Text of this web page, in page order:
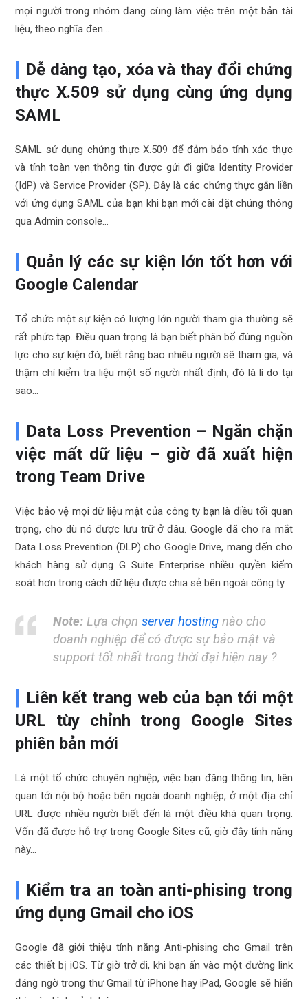
mọi người trong nhóm đang cùng làm việc trên một bản tài
liệu, theo nghĩa đen…
Dễ dàng tạo, xóa và thay đổi chứng
thực X.509 sử dụng cùng ứng dụng
SAML
SAML sử dụng chứng thực X.509 để đảm bảo tính xác thực
và tính toàn vẹn thông tin được gửi đi giữa Identity Provider
(IdP) và Service Provider (SP). Đây là các chứng thực gắn liền
với ứng dụng SAML của bạn khi bạn mới cài đặt chúng thông
qua Admin console…
Quản lý các sự kiện lớn tốt hơn với
Google Calendar
Tổ chức một sự kiện có lượng lớn người tham gia thường sẽ
rất phức tạp. Điều quan trọng là bạn biết phân bổ đúng nguồn
lực cho sự kiện đó, biết rằng bao nhiêu người sẽ tham gia, và
thậm chí kiểm tra liệu một số người nhất định, đó là lí do tại
sao…
Data Loss Prevention – Ngăn chặn
việc mất dữ liệu – giờ đã xuất hiện
trong Team Drive
Việc bảo vệ mọi dữ liệu mật của công ty bạn là điều tối quan
trọng, cho dù nó được lưu trữ ở đâu. Google đã cho ra mắt
Data Loss Prevention (DLP) cho Google Drive, mang đến cho
khách hàng sử dụng G Suite Enterprise nhiều quyền kiểm
soát hơn trong cách dữ liệu được chia sẻ bên ngoài công ty…
Note: Lựa chọnserver hosting nào cho
doanh nghiệp để có được sự bảo mật và
support tốt nhất trong thời đại hiện nay ?
Liên kết trang web của bạn tới một
URL tùy chỉnh trong Google Sites
phiên bản mới
Là một tổ chức chuyên nghiệp, việc bạn đăng thông tin, liên
quan tới nội bộ hoặc bên ngoài doanh nghiệp, ở một địa chỉ
URL được nhiều người biết đến là một điều khá quan trọng.
Vốn đã được hỗ trợ trong Google Sites cũ, giờ đây tính năng
này…
Kiểm tra an toàn anti-phising trong
ứng dụng Gmail cho iOS
Google đã giới thiệu tính năng Anti-phising cho Gmail trên
các thiết bị iOS. Từ giờ trở đi, khi bạn ấn vào một đường link
đáng ngờ trong thư Gmail từ iPhone hay iPad, Google sẽ hiển